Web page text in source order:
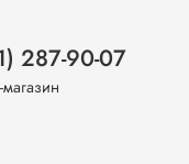
287-90-07
магазин